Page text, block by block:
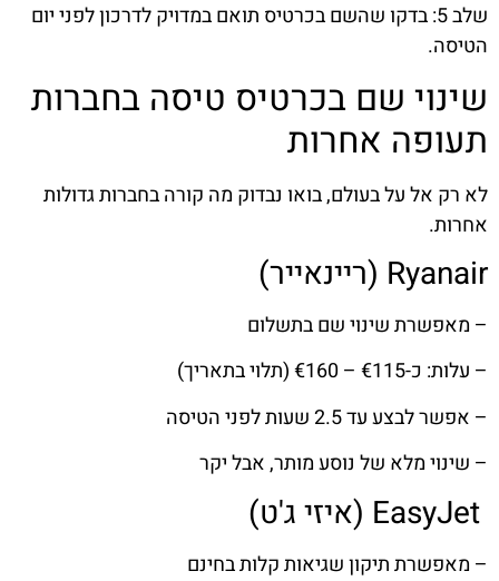
שלב 5: בדקו שהשם בכרטיס תואם במדויק לדרכון לפני יום
הטיסה.
שינוי שם בכרטיס טיסה בחברות
תעופה אחרות
לא רק אל על בעולם, בואו נבדוק מה קורה בחברות גדולות
אחרות.
Ryanair (ריינאייר)
– מאפשרת שינוי שם בתשלום
– עלות: כ-€115 – €160 (תלוי בתאריך)
– אפשר לבצע עד 2.5 שעות לפני הטיסה
– שינוי מלא של נוסע מותר, אבל יקר
– מאפשרת תיקון שגיאות קלות בחינם